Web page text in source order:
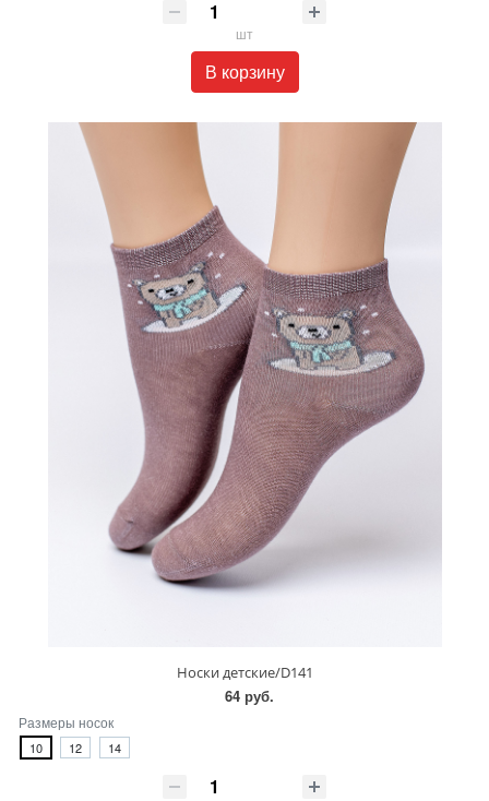
шт
В корзину
Носки детские/D141
64 руб.
Размеры носок
10 12 14